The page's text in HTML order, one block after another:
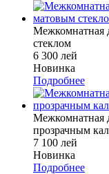
Межкомнатная
стеклом
6 300 лей
Новинка
Подробнее
Межкомнатная
прозрачным
7 100 лей
Новинка
Подробнее